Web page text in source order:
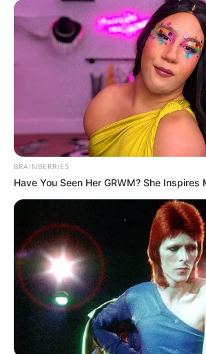
BRAINBERRIES
Have You Seen Her GRWM? She Inspires